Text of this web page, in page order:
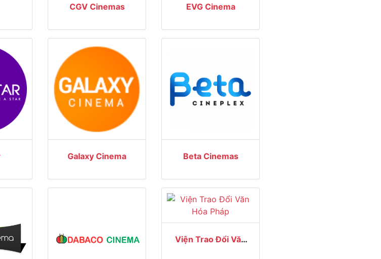
CGV Cinemas EVG Cinema
Galaxy Cinema Beta Cinemas
Viện Trao Đổi Văn